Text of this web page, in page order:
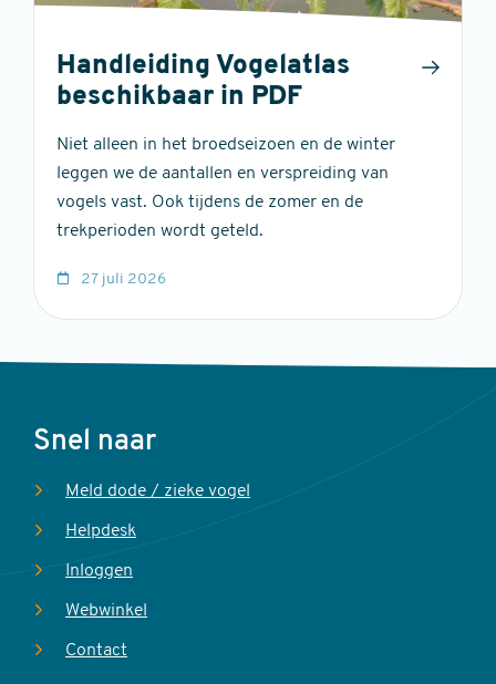
Handleiding Vogelatlas
beschikbaar in PDF
Niet alleen in het broedseizoen en de winter
leggen we de aantallen en verspreiding van
vogels vast. Ook tijdens de zomer en de
trekperioden wordt geteld.
27 juli 2026
Voet
Snel naar
Meld dode / zieke vogel
Helpdesk
Inloggen
Webwinkel
Contact